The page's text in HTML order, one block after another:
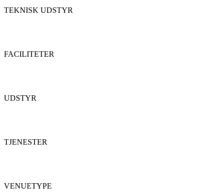
TEKNISK UDSTYR
FACILITETER
UDSTYR
TJENESTER
VENUETYPE